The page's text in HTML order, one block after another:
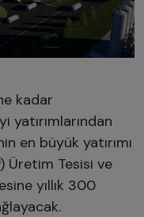
kadar
en büyük yatırımı
Üretim Tesisi ve
yıllık 300